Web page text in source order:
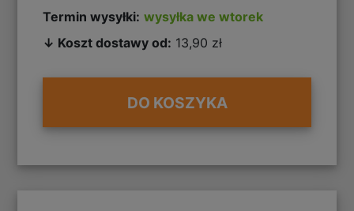
Termin wysyłki: wysyłka we wtorek
↓ Koszt dostawy od: 13,90 zł
DO KOSZYKA